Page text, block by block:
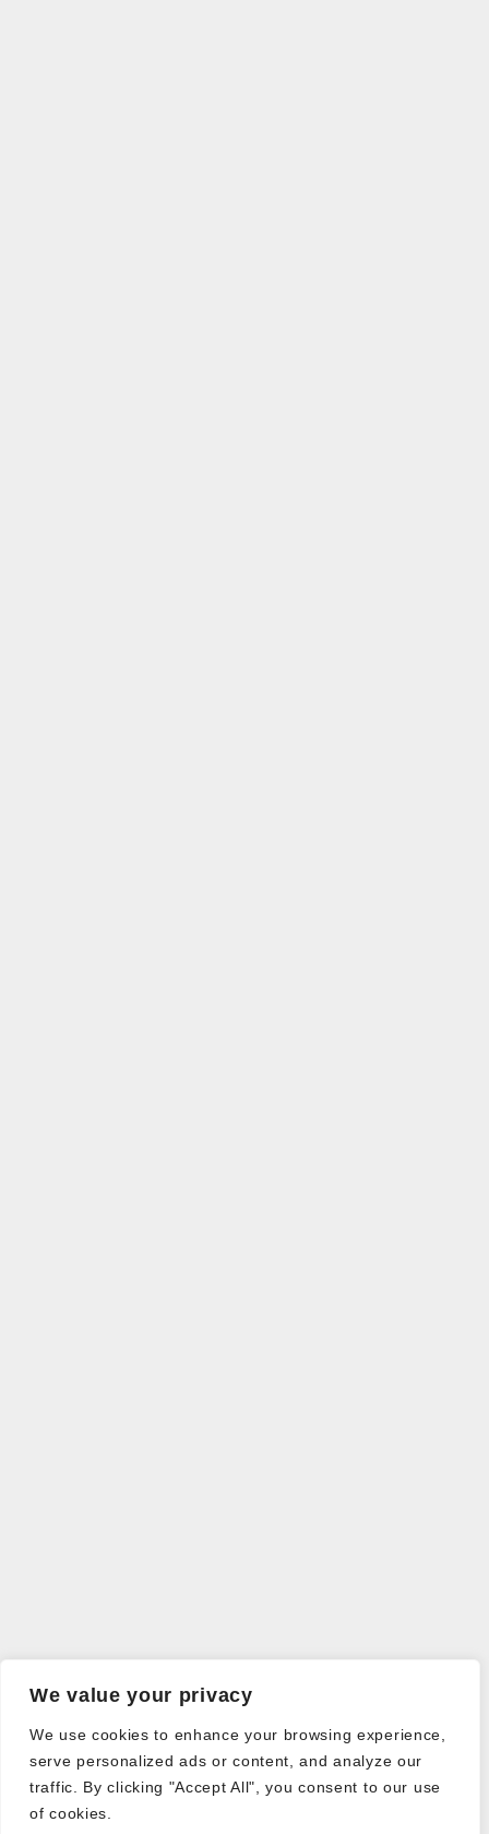
We value your privacy
We use cookies to enhance your browsing experience,
serve personalized ads or content, and analyze our
traffic. By clicking "Accept All", you consent to our use
of cookies.